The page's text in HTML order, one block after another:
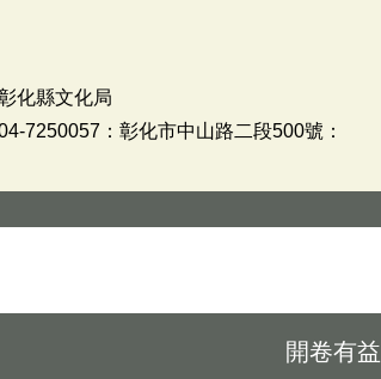
化縣文化局
7250057：彰化市中山路二段500號：
開卷有益